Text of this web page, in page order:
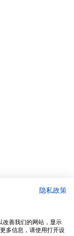
隐私政策
改善我们的网站，显示
多信息，请使用打开设